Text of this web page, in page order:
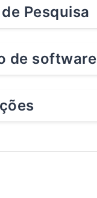
Pesquisa
de software